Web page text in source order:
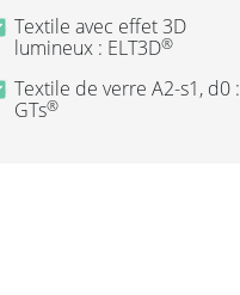
Textile avec effet 3D
lumineux : ELT3D®
Textile de verre A2-s1, d0 :
GTs®